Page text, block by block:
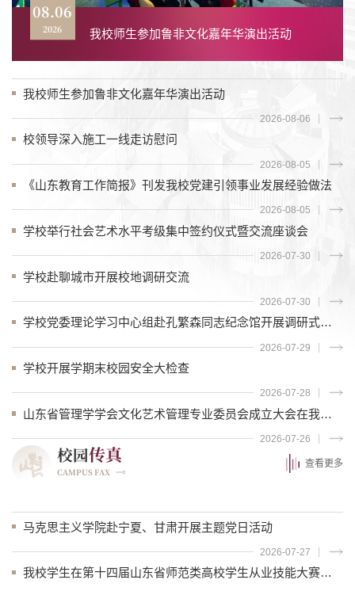
08.06
2026 我校师生参加鲁非文化嘉年华演出活动
08.05
2026 校领导深入施工一线走访慰问
08.05
2026
业发展经验做法
07.30
2026
交流座谈会
07.30
2026 学校赴聊城市开展校地调研交流
07.29
2026
馆开展调研式学习
07.28
2026 学校开展学期末校园安全大检查
07.26
2026
成立大会在我校举行
我校师生参加鲁非文化嘉年华演出活动
2026-08-06
校领导深入施工一线走访慰问
2026-08-05
《山东教育工作简报》刊发我校党建引领事业发展经验做法
2026-08-05
学校举行社会艺术水平考级集中签约仪式暨交流座谈会
2026-07-30
学校赴聊城市开展校地调研交流
2026-07-30
学校党委理论学习中心组赴孔繁森同志纪念馆开展调研式学习
2026-07-29
学校开展学期末校园安全大检查
2026-07-28
山东省管理学学会文化艺术管理专业委员会成立大会在我校举行
2026-07-26
校园传真
CAMPUS FAX
查看更多
马克思主义学院赴宁夏、甘肃开展主题党日活动
2026-07-27
我校学生在第十四届山东省师范类高校学生从业技能大赛中获奖